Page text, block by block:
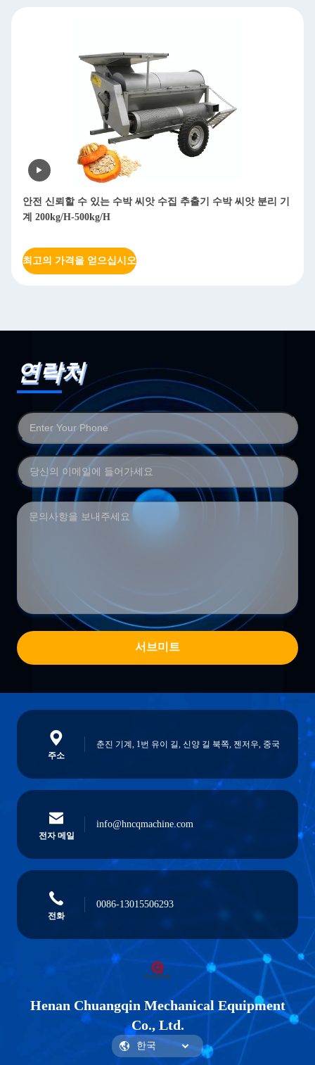
안전 신뢰할 수 있는 수박 씨앗 수집 추출기 수박 씨앗 분리 기
계 200kg/H-500kg/H
최고의 가격을 얻으십시오
연락처
서브미트
주소
춘진 기계, 1번 유이 길, 신양 길 북쪽, 젠저우, 중국
전자 메일
info@hncqmachine.com
전화
0086-13015506293
Henan Chuangqin Mechanical Equipment
Co., Ltd.